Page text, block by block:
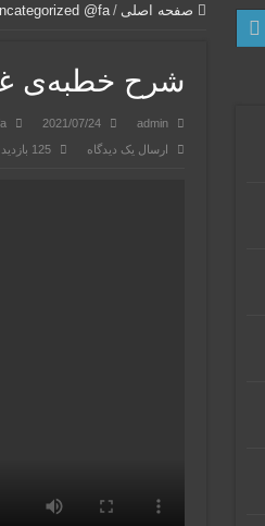
صفحه اصلی /
@fa
شرح خطبه‌ی
admin
2021/07/24
ارسال یک دیدگاه
125 بازدید